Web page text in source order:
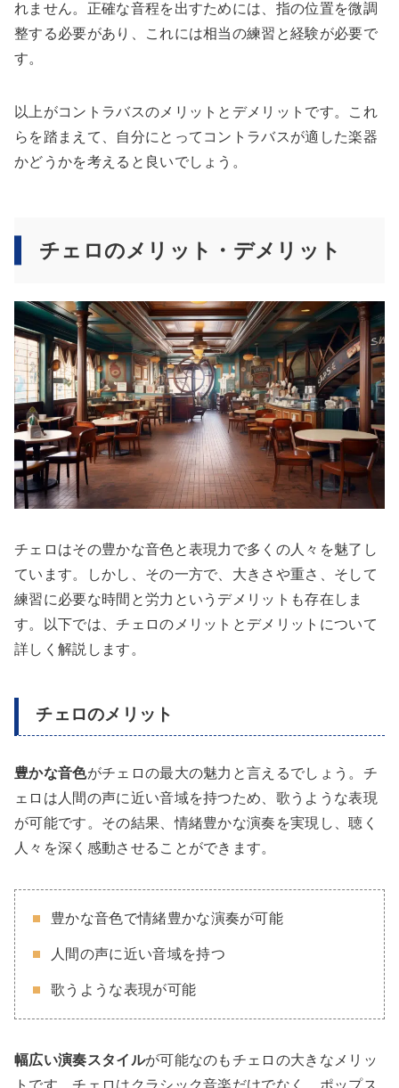
れません。正確な音程を出すためには、指の位置を微調
整する必要があり、これには相当の練習と経験が必要で
す。
以上がコントラバスのメリットとデメリットです。これ
らを踏まえて、自分にとってコントラバスが適した楽器
かどうかを考えると良いでしょう。
チェロのメリット・デメリット
チェロはその豊かな音色と表現力で多くの人々を魅了し
ています。しかし、その一方で、大きさや重さ、そして
練習に必要な時間と労力というデメリットも存在しま
す。以下では、チェロのメリットとデメリットについて
詳しく解説します。
チェロのメリット
豊かな音色がチェロの最大の魅力と言えるでしょう。チ
ェロは人間の声に近い音域を持つため、歌うような表現
が可能です。その結果、情緒豊かな演奏を実現し、聴く
人々を深く感動させることができます。
豊かな音色で情緒豊かな演奏が可能
人間の声に近い音域を持つ
歌うような表現が可能
幅広い演奏スタイルが可能なのもチェロの大きなメリッ